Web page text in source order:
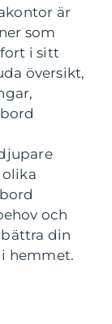
är
som
i sitt
översikt,
olika
och
din
hemmet.